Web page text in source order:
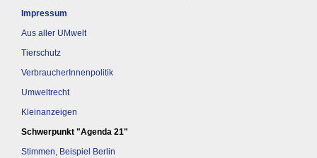
Impressum
Aus aller UMwelt
Tierschutz
VerbraucherInnenpolitik
Umweltrecht
Kleinanzeigen
Schwerpunkt "Agenda 21"
Stimmen, Beispiel Berlin